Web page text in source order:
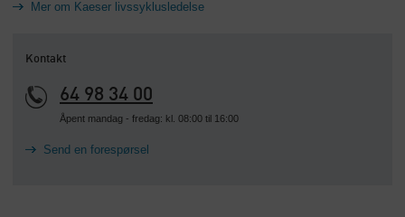
Mer om Kaeser livssyklusledelse
Kontakt
64 98 34 00
Åpent mandag - fredag: kl. 08:00 til 16:00
Send en forespørsel